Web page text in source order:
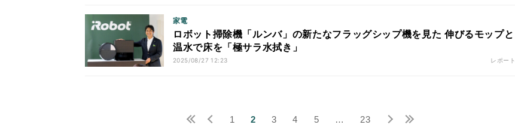
家電
ロボット掃除機「ルンバ」の新たなフラッグシップ機を見た 伸びるモップと
温水で床を「極サラ水拭き」
2025/08/27 12:23 レポート
1 2 3 4 5 … 23